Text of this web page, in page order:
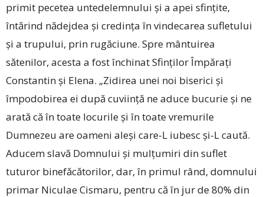
primit pecetea untedelemnului și a apei sfințite,
întărind nădejdea și credința în vindecarea sufletului
și a trupului, prin rugăciune. Spre mântuirea
sătenilor, acesta a fost închinat Sfinților Împărați
Constantin și Elena. „Zidirea unei noi biserici și
împodobirea ei după cuviință ne aduce bucurie și ne
arată că în toate locurile și în toate vremurile
Dumnezeu are oameni aleși care-L iubesc și-L caută.
Aducem slavă Domnului și mulțumiri din suflet
tuturor binefăcătorilor, dar, în primul rând, domnului
primar Niculae Cismaru, pentru că în jur de 80% din